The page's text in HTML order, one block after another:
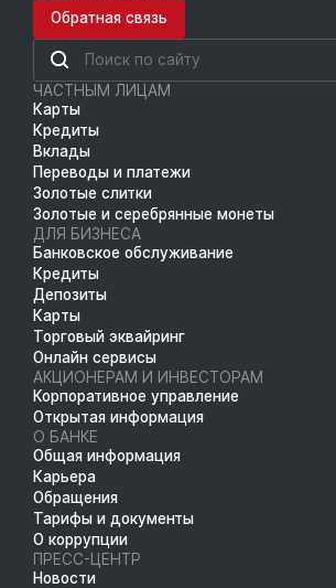
Обратная связь
ЧАСТНЫМ ЛИЦАМ
Карты
Кредиты
Вклады
Переводы и платежи
Золотые слитки
Золотые и серебрянные монеты
ДЛЯ БИЗНЕСА
Банковское обслуживание
Кредиты
Депозиты
Карты
Торговый эквайринг
Онлайн сервисы
АКЦИОНЕРАМ И ИНВЕСТОРАМ
Корпоративное управление
Открытая информация
О БАНКЕ
Общая информация
Карьера
Обращения
Тарифы и документы
О коррупции
ПРЕСС-ЦЕНТР
Новости